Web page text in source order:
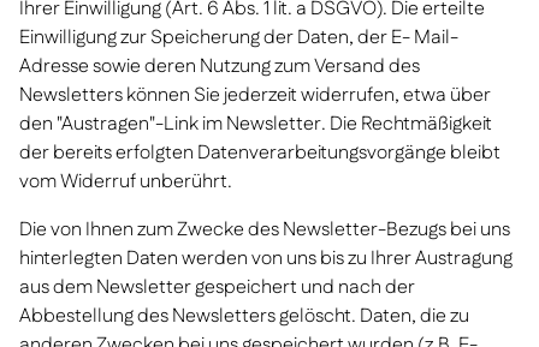
Ihrer Einwilligung (Art. 6 Abs. 1 lit. a DSGVO). Die erteilte
Einwilligung zur Speicherung der Daten, der E- Mail-
Adresse sowie deren Nutzung zum Versand des
Newsletters können Sie jederzeit widerrufen, etwa über
den "Austragen"-Link im Newsletter. Die Rechtmäßigkeit
der bereits erfolgten Datenverarbeitungsvorgänge bleibt
vom Widerruf unberührt.
Die von Ihnen zum Zwecke des Newsletter-Bezugs bei uns
hinterlegten Daten werden von uns bis zu Ihrer Austragung
aus dem Newsletter gespeichert und nach der
Abbestellung des Newsletters gelöscht. Daten, die zu